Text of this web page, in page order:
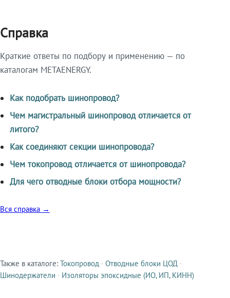
Справка
Краткие ответы по подбору и применению — по
каталогам METAENERGY.
Как подобрать шинопровод?
Чем магистральный шинопровод отличается от
литого?
Как соединяют секции шинопровода?
Чем токопровод отличается от шинопровода?
Для чего отводные блоки отбора мощности?
Вся справка →
Смежные продукты
Также в каталоге: Токопровод · Отводные блоки ЦОД ·
Шинодержатели · Изоляторы эпоксидные (ИО, ИП, КИНН)